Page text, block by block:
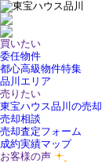
買いたい
委任物件
都心高級物件特集
品川エリア
売りたい
東宝ハウス品川の売却
売却相談
売却査定フォーム
成約実績マップ
お客様の声